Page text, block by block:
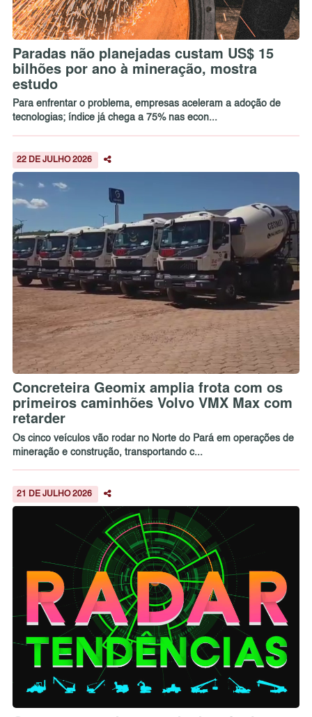
Paradas não planejadas custam US$ 15
bilhões por ano à mineração, mostra
estudo
Para enfrentar o problema, empresas aceleram a adoção de
tecnologias; índice já chega a 75% nas econ...
22 DE JULHO 2026
Concreteira Geomix amplia frota com os
primeiros caminhões Volvo VMX Max com
retarder
Os cinco veículos vão rodar no Norte do Pará em operações de
mineração e construção, transportando c...
21 DE JULHO 2026